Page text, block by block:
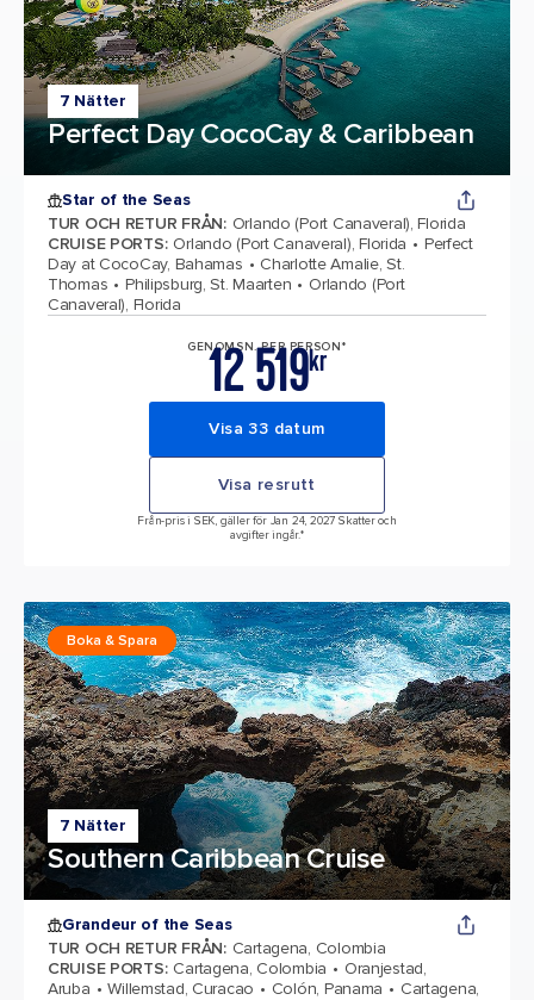
7 Nätter
Perfect Day CocoCay & Caribbean
Star of the Seas
TUR OCH RETUR FRÅN: Orlando (Port Canaveral), Florida
CRUISE PORTS: Orlando (Port Canaveral), Florida
Perfect
Day at CocoCay, Bahamas
Charlotte Amalie, St.
Thomas
Philipsburg, St. Maarten
Orlando (Port
Canaveral), Florida
GENOMSN. PER PERSON*
kr
12 519
Visa 33 datum
Visa resrutt
Från-pris i SEK, gäller för Jan 24, 2027 Skatter och
avgifter ingår.*
7 Nätter
Southern Caribbean Cruise
Boka & Spara
Grandeur of the Seas
TUR OCH RETUR FRÅN: Cartagena, Colombia
CRUISE PORTS: Cartagena, Colombia
Oranjestad,
Aruba
Willemstad, Curacao Colón, Panama
Cartagena,